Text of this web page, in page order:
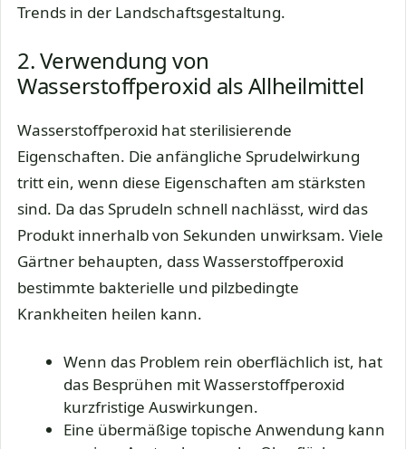
Trends in der Landschaftsgestaltung.
2. Verwendung von
Wasserstoffperoxid als Allheilmittel
Wasserstoffperoxid hat sterilisierende
Eigenschaften. Die anfängliche Sprudelwirkung
tritt ein, wenn diese Eigenschaften am stärksten
sind. Da das Sprudeln schnell nachlässt, wird das
Produkt innerhalb von Sekunden unwirksam. Viele
Gärtner behaupten, dass Wasserstoffperoxid
bestimmte bakterielle und pilzbedingte
Krankheiten heilen kann.
Wenn das Problem rein oberflächlich ist, hat
das Besprühen mit Wasserstoffperoxid
kurzfristige Auswirkungen.
Eine übermäßige topische Anwendung kann